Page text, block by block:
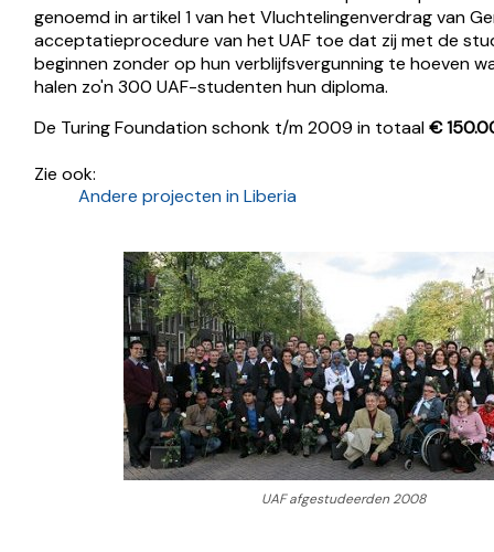
genoemd in artikel 1 van het Vluchtelingen­verdrag van
acceptatieprocedure van het UAF toe dat zij met de
beginnen zonder op hun verblijfsvergunning te hoeven
halen zo'n 300 UAF-studenten hun diploma.
De Turing Foundation schonk t/m 2009 in totaal€
Zie ook:
Andere projecten in Liberia
UAF afgestudeerden 2008